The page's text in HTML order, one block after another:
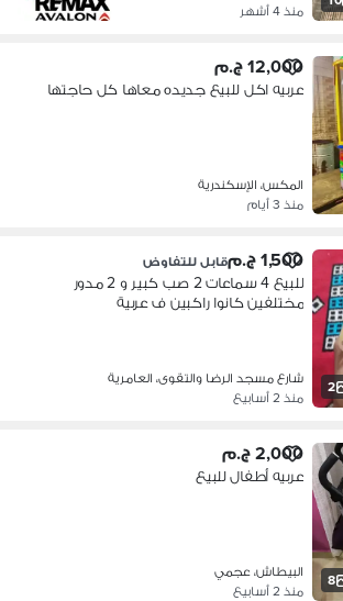
منذ 4 أشهر
12,000 ج.م
عربيه اكل للبيع جديده معاها كل حاجتها
المكس، الإسكندرية
منذ 3 أيام
2
1,500 ج.م قابل للتفاوض
للبيع 4 سماعات 2 صب كبير و 2 مدور
مختلفين كانوا راكبين ف عربية
شارع مسجد الرضا والتقوى، العامرية
منذ 2 أسابيع
8
2,000 ج.م
عربيه أطفال للبيع
البيطاش، عجمي
منذ 2 أسابيع